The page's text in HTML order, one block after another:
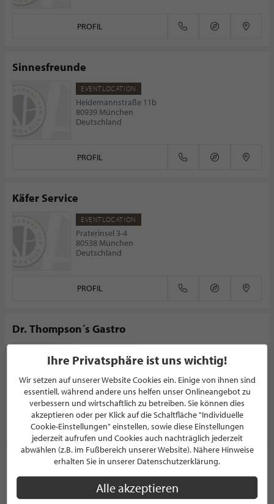
PROFIL
Sinnesfreunde
EVENTLOCATION
Heidemannstraße 11b
80939 München
Deutschland
PROFIL
Käfer Service
EVENTLOCATION
Praterinsel 3-4
80538 München
Deutschland
PROFIL
Dr. Thompson´s Gastro
Erkrather Straße 230
Deutschland
PROFIL
SKYLOFT
WIESENSTRASSE 72
Ihre Privatsphäre ist uns wichtig!
Wir setzen auf unserer Website Cookies ein. Einige von ihnen sind
essentiell, während andere uns helfen unser Onlineangebot zu
verbessern und wirtschaftlich zu betreiben. Sie können dies
akzeptieren oder per Klick auf die Schaltfläche "Individuelle
Cookie-Einstellungen" einstellen, sowie diese Einstellungen
jederzeit aufrufen und Cookies auch nachträglich jederzeit
abwählen (z.B. im Fußbereich unserer Website). Nähere Hinweise
erhalten Sie in unserer Datenschutzerklärung.
Alle akzeptieren